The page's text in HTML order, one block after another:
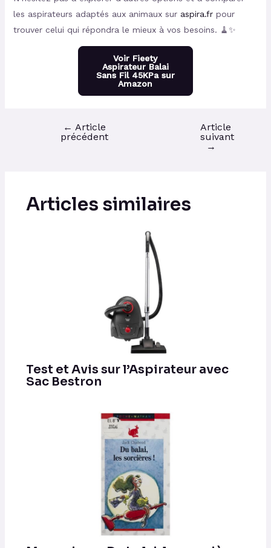
les aspirateurs adaptés aux animaux sur aspira.frpour
trouver celui qui répondra le mieux à vos besoins. 🧹✨
Voir Fieety
Aspirateur Balai
Sans Fil 45KPa sur
Amazon
← Article
précédent
Article
suivant
→
Articles similaires
Test et Avis sur l’Aspirateur avec
Sac Bestron